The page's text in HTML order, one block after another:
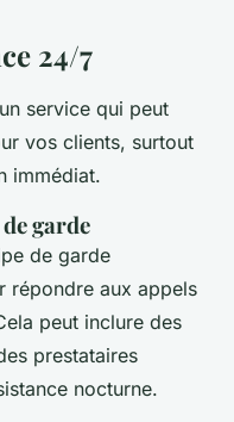
24/7
service qui peut
vos clients, surtout
immédiat.
garde
de garde
répondre aux appels
peut inclure des
prestataires
nocturne.